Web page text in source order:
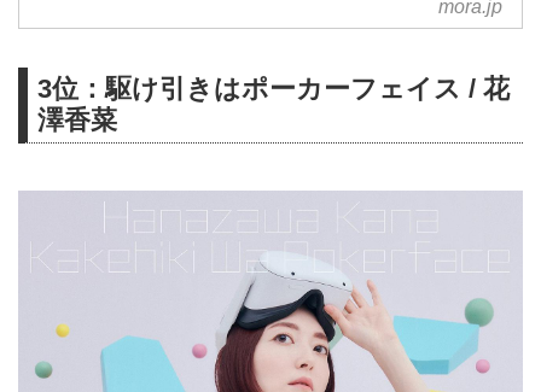
mora.jp
3位：駆け引きはポーカーフェイス / 花
澤香菜